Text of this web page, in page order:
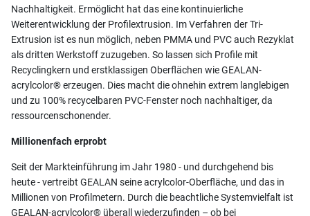
Nachhaltigkeit. Ermöglicht hat das eine kontinuierliche
Weiterentwicklung der Profilextrusion. Im Verfahren der Tri-
Extrusion ist es nun möglich, neben PMMA und PVC auch Rezyklat
als dritten Werkstoff zuzugeben. So lassen sich Profile mit
Recyclingkern und erstklassigen Oberflächen wie GEALAN-
acrylcolor® erzeugen. Dies macht die ohnehin extrem langlebigen
und zu 100% recycelbaren PVC-Fenster noch nachhaltiger, da
ressourcenschonender.
Millionenfach erprobt
Seit der Markteinführung im Jahr 1980 - und durchgehend bis
heute - vertreibt GEALAN seine acrylcolor-Oberfläche, und das in
Millionen von Profilmetern. Durch die beachtliche Systemvielfalt ist
GEALAN-acrylcolor® überall wiederzufinden – ob bei